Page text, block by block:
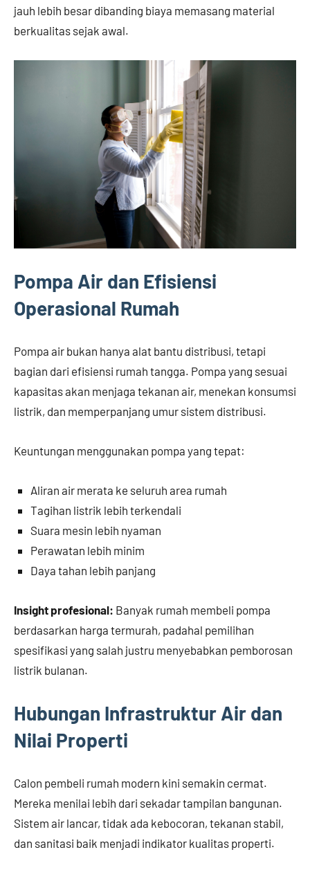
jauh lebih besar dibanding biaya memasang material
berkualitas sejak awal.
Pompa Air dan Efisiensi
Operasional Rumah
Pompa air bukan hanya alat bantu distribusi, tetapi
bagian dari efisiensi rumah tangga. Pompa yang sesuai
kapasitas akan menjaga tekanan air, menekan konsumsi
listrik, dan memperpanjang umur sistem distribusi.
Keuntungan menggunakan pompa yang tepat:
Aliran air merata ke seluruh area rumah
Tagihan listrik lebih terkendali
Suara mesin lebih nyaman
Perawatan lebih minim
Daya tahan lebih panjang
Insight profesional: Banyak rumah membeli pompa
berdasarkan harga termurah, padahal pemilihan
spesifikasi yang salah justru menyebabkan pemborosan
listrik bulanan.
Hubungan Infrastruktur Air dan
Nilai Properti
Calon pembeli rumah modern kini semakin cermat.
Mereka menilai lebih dari sekadar tampilan bangunan.
Sistem air lancar, tidak ada kebocoran, tekanan stabil,
dan sanitasi baik menjadi indikator kualitas properti.